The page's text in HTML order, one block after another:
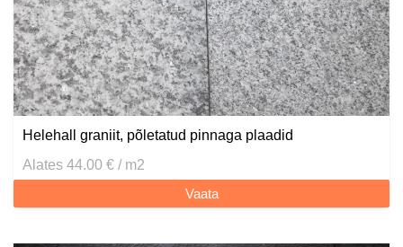
Helehall graniit, põletatud pinnaga plaadid
Alates 44.00 € / m2
Vaata